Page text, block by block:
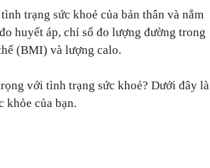
trạng sức khoẻ của bản thân và nắm
huyết áp, chỉ số đo lượng đường trong
(BMI) và lượng calo.
với tình trạng sức khoẻ? Dưới đây là
khỏe của bạn.